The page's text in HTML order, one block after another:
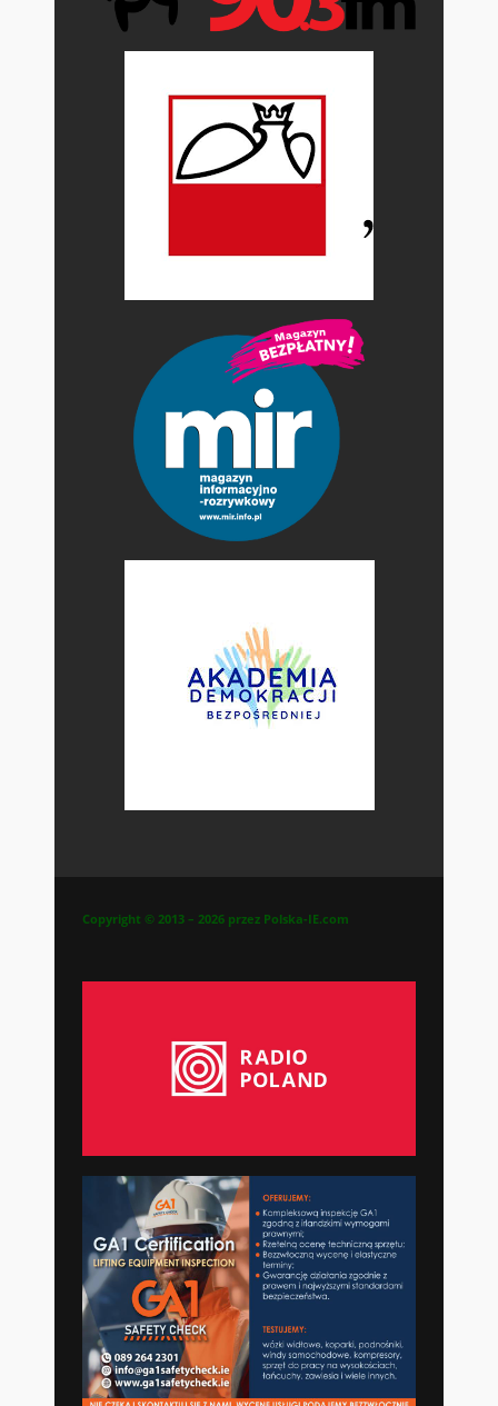
Copyright © 2013 – 2026 przez Polska-IE.com